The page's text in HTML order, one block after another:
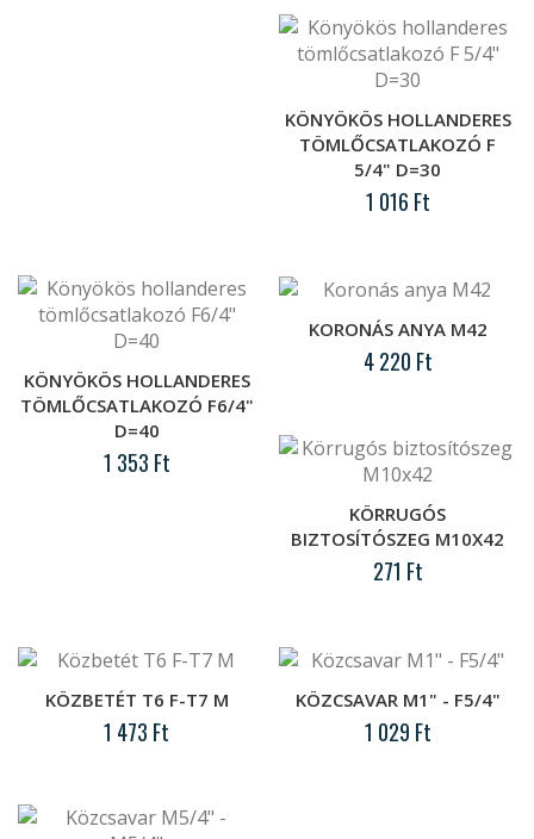
Könyökös hollanderes tömlőcsatlakozó
Könyökös hollanderes tömlőcsatlakozó
Könyökös hollanderes tömlőcsatlakozó
F6/4" D=40
..
Koronás anya M42
Körrugós biztosítószeg M10x42
..
..
KÖNYÖKÖS HOLLANDERES
TÖMLŐCSATLAKOZÓ F
5/4" D=30
1 016 Ft
KÖNYÖKÖS HOLLANDERES
TÖMLŐCSATLAKOZÓ F6/4"
D=40
1 353 Ft
KORONÁS ANYA M42
4 220 Ft
KÖRRUGÓS
BIZTOSÍTÓSZEG M10X42
271 Ft
KÖZBETÉT T6 F-T7 M
1 473 Ft
KÖZCSAVAR M1" - F5/4"
1 029 Ft